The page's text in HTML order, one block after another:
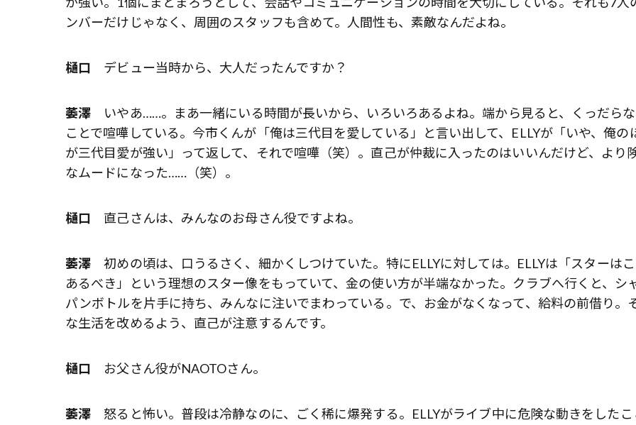
ンバーだけじゃなく、周囲のスタッフも含めて。人間性も、素敵なんだよね。
樋口 デビュー当時から、大人だったんですか？
萎澤 いやあ……。まあ一緒にいる時間が長いから、いろいろあるよね。端から見ると、くっだら
ことで喧嘩している。今市くんが「俺は三代目を愛している」と言い出して、ELLYが「いや、俺の
が三代目愛が強い」って返して、それで喧嘩（笑）。直己が仲裁に入ったのはいいんだけど、より
なムードになった……（笑）。
樋口 直己さんは、みんなのお母さん役ですよね。
萎澤 初めの頃は、口うるさく、細かくしつけていた。特にELLYに対しては。ELLYは「スターはこ
あるべき」という理想のスター像をもっていて、金の使い方が半端なかった。クラブへ行くと、シ
パンボトルを片手に持ち、みんなに注いでまわっている。で、お金がなくなって、給料の前借り。
な生活を改めるよう、直己が注意するんです。
樋口 お父さん役がNAOTOさん。
萎澤 怒ると怖い。普段は冷静なのに、ごく稀に爆発する。ELLYがライブ中に危険な動きをしたこ